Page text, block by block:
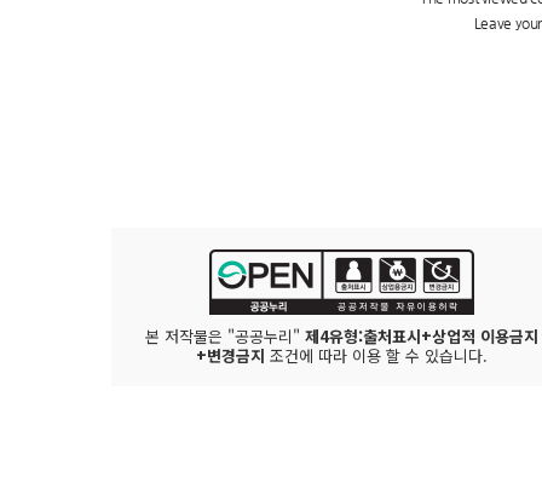
본 저작물은 "공공누리" 제4유형:출처표시+상업적 이용금지
+변경금지 조건에 따라 이용 할 수 있습니다.